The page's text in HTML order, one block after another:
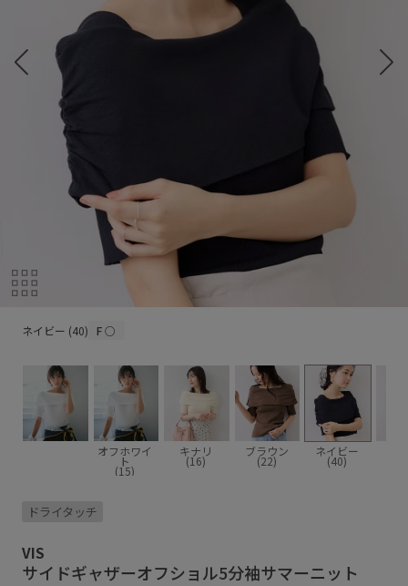
ネイビー (40) F○
オフホワイ
ト
(15)
キナリ
(16)
ブラウン
(22)
ネイビー
(40)
ドライタッチ
VIS
サイドギャザーオフショル5分袖サマーニット